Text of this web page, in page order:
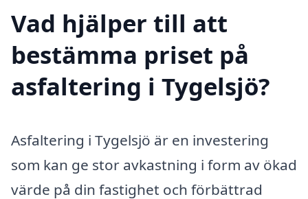
Vad hjälper till att
bestämma priset på
asfaltering i Tygelsjö?
Asfaltering i Tygelsjö är en investering
som kan ge stor avkastning i form av ökad
värde på din fastighet och förbättrad